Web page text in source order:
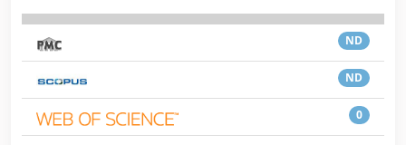
ND
ND
0